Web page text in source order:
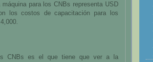
para los CNBs representa USD
los costos de capacitación para los
CNBs es el que tiene que ver a la